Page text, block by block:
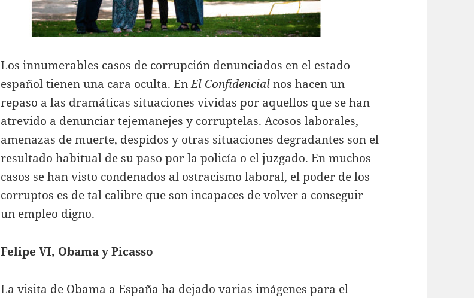
Los innumerables casos de corrupción denunciados en el estado
español tienen una cara oculta. EnEl Confidencialnos hacen un
repaso a las dramáticas situaciones vividas por aquellos que se han
atrevido a denunciar tejemanejes y corruptelas. Acosos laborales,
amenazas de muerte, despidos y otras situaciones degradantes son el
resultado habitual de su paso por la policía o el juzgado. En muchos
casos se han visto condenados al ostracismo laboral, el poder de los
corruptos es de tal calibre que son incapaces de volver a conseguir
un empleo digno.
Felipe VI, Obama y Picasso
La visita de Obama a España ha dejado varias imágenes para el